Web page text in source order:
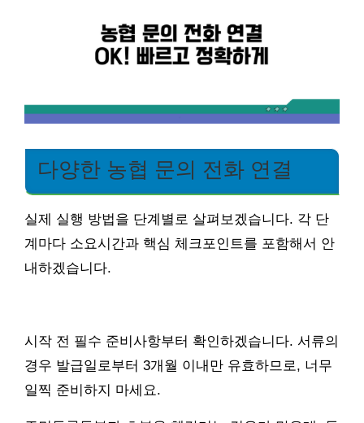
다양한 농협 문의 전화 연결
실제 실행 방법을 단계별로 살펴보겠습니다. 각 단
계마다 소요시간과 핵심 체크포인트를 포함해서 안
내하겠습니다.
시작 전 필수 준비사항부터 확인하겠습니다. 서류의
경우 발급일로부터 3개월 이내만 유효하므로, 너무
일찍 준비하지 마세요.